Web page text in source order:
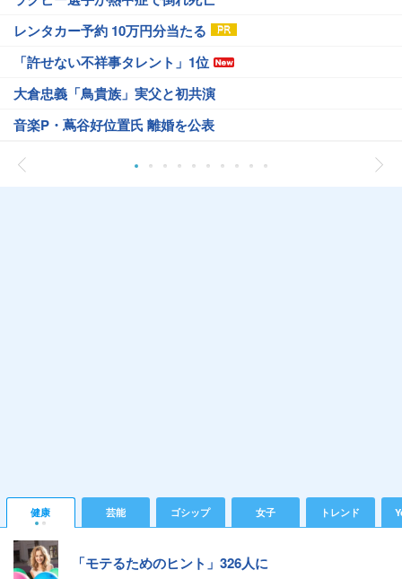
レンタカー予約 10万円分当たる
「許せない不祥事タレント」1位
大倉忠義「鳥貴族」実父と初共演
音楽P・蔦谷好位置氏 離婚を公表
健康 芸能 ゴシップ 女子 トレンド
「モテるためのヒント」326人に